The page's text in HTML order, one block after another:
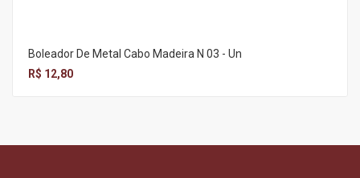
Boleador De Metal Cabo Madeira N 03 - Un
R$ 12,80